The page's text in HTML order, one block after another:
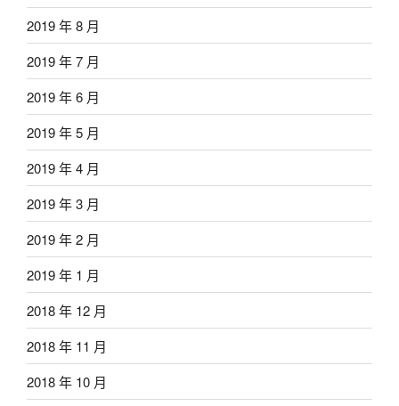
2019 年 8 月
2019 年 7 月
2019 年 6 月
2019 年 5 月
2019 年 4 月
2019 年 3 月
2019 年 2 月
2019 年 1 月
2018 年 12 月
2018 年 11 月
2018 年 10 月